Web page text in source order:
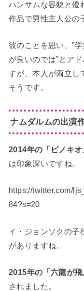
ハンサムな容貌と優
作品で男性主人公の
彼のことを思い、”
が良いのでは”とア
すが、本人が両立し
そうです。
ナムダルムの出演
2014年の「ピノキオ
は印象深いですね。
https://twitter.com/
84?s=20
イ・ジョンソクの子
がありますね。
2015年の「六龍が飛
されました。